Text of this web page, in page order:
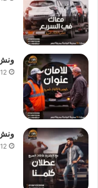
ونش
ونش